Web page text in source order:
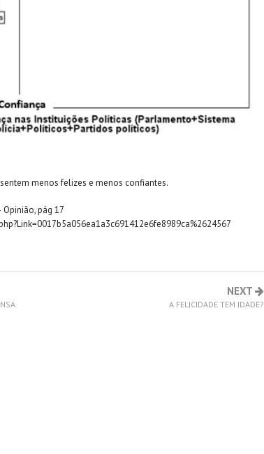
menos felizes e menos confiantes.
pág 17
NEXT
A FELICIDADE TEM IDADE?